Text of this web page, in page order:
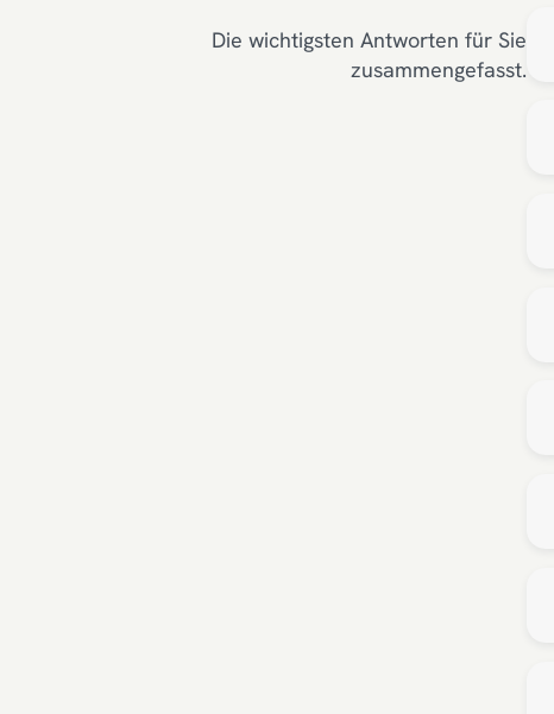
Die wichtigsten Antworten für Sie
zusammengefasst.